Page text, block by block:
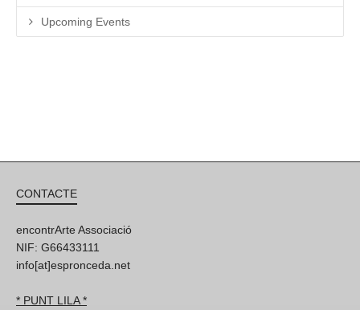
Upcoming Events
CONTACTE
encontrArte Associació
NIF: G66433111
info[at]espronceda.net
* PUNT LILA *